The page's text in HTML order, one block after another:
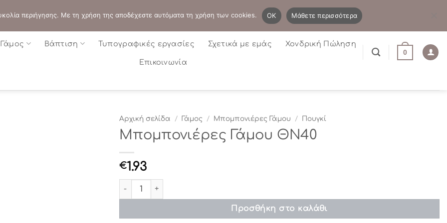
Η λίστα μου Newsletter
Γάμος Βάπτιση Τυπογραφικές εργασίες Σχετικά με εμάς Χονδρική Πώληση
Επικοινωνία
0
Αρχική σελίδα / Γάμος / Μπομπονιέρες Γάμου / Πουγκί
Μπομπονιέρες Γάμου ΘΝ40
€1.93
Μπομπονιέρες Γάμου ΘΝ40 ποσότητα
Προσθήκη στο καλάθι
περιήγησης. Με τη χρήση της αποδέχεστε αυτόματα τη χρήση των cookies. OK Μάθετε περισσότερα